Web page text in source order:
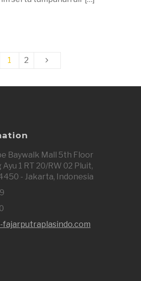
1 2
Baywalk Mall 5th Floor
1 RT 20/RW 02 Pluit,
- Jakarta, Indonesia
fajarputraplasindo.com